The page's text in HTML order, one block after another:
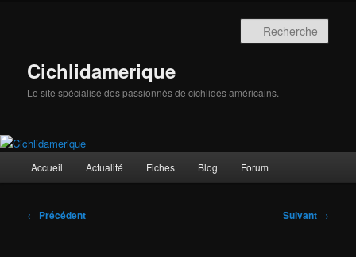
Cichlidamerique
Le site spécialisé des passionnés de cichlidés américains.
principal
Accueil Actualité Fiches Blog Forum
Navigation
← Précédent Suivant →